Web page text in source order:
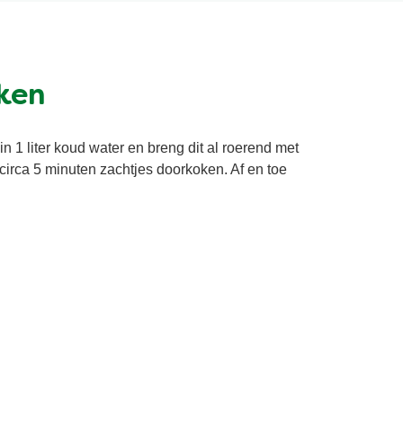
1 liter koud water en breng dit al roerend met
5 minuten zachtjes doorkoken. Af en toe